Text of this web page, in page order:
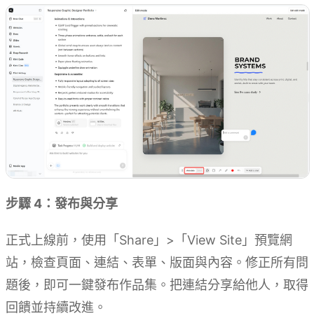
步驟 4：發布與分享
正式上線前，使用「Share」>「View Site」預覽網
站，檢查頁面、連結、表單、版面與內容。修正所有問
題後，即可一鍵發布作品集。把連結分享給他人，取得
回饋並持續改進。